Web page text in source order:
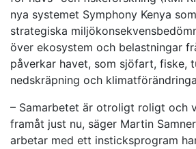
nya systemet Symphony Kenya
strategiska
över ekosystem och belastningar
påverkar havet, som sjöfart, fiske,
nedskräpning och
– Samarbetet är otroligt roligt och
framåt just nu, säger Martin
arbetar med ett insticksprogram